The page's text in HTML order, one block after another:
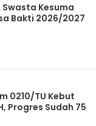
Swasta Kesuma
Bakti 2026/2027
0210/TU Kebut
Progres Sudah 75